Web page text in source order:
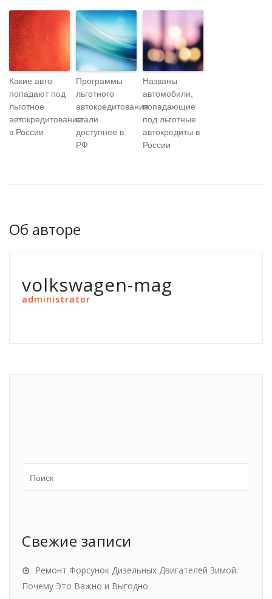
Какие авто
попадают под
льготное
автокредитование
в России
Программы
льготного
автокредитования
стали
доступнее в
РФ
Названы
автомобили,
попадающие
под льготные
автокредиты в
России
Об авторе
volkswagen-mag
administrator
Свежие записи
Ремонт Форсунок Дизельных Двигателей Зимой:
Почему Это Важно и Выгодно.